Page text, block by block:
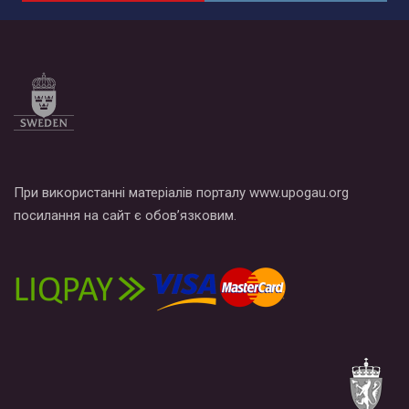
При використанні матеріалів порталу www.upogau.org
посилання на сайт є обов’язковим.